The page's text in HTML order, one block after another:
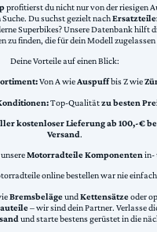
profitierst du nicht nur von der riesigen
Du suchst gezielt nach
Superbikes? Unsere Datenbank hilft
zu finden, die für dein Modell zugelassen
Deine Vorteile auf einen Blick:
Von A wieAuspuffbis Z wie
Top-Qualitätzu besten
kostenloser Lieferung ab 100,-€
Versand.
Motorradteile Komponentenin-
online bestellen war nie
BremsbelägeundKettensätzeoder
– wir sind dein Partner. Verlasse
und starte bestens gerüstet in die